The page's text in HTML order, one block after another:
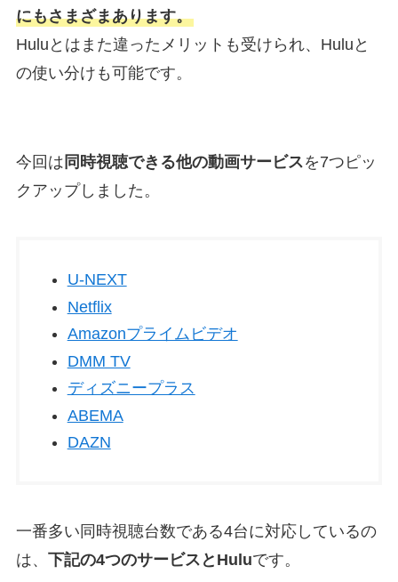
にもさまざまあります。
Huluとはまた違ったメリットも受けられ、Huluと
の使い分けも可能です。
今回は 同時視聴できる他の動画サービスを7つピッ
クアップしました。
U-NEXT
Netflix
Amazonプライムビデオ
DMM TV
ディズニープラス
ABEMA
DAZN
一番多い同時視聴台数である4台に対応しているの
は、 下記の4つのサービスとHuluです。